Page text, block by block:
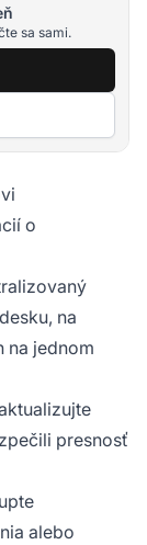
sa sami.
o
na
na jednom
presnosť
alebo